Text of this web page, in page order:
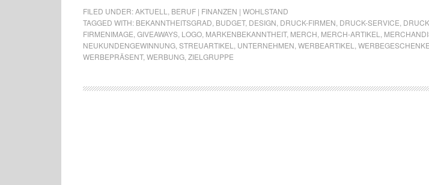
FILED UNDER:AKTUELL
BERUF | FINANZEN | WOHLSTAND
TAGGED WITH: BEKANNTHEITSGRAD BUDGET, DESIGN DRUCK-FIRMEN DRUCK-SERVICE
FIRMENIMAGE GIVEAWAYS LOGO MARKENBEKANNTHEIT, MERCH MERCH-ARTIKEL
NEUKUNDENGEWINNUNG STREUARTIKEL UNTERNEHMEN WERBEARTIKEL WERBEGESCHENKE
WERBEPRÄSENT, WERBUNG ZIELGRUPPE